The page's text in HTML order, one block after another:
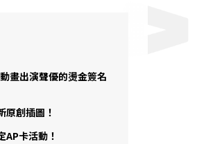
畫出演聲優的燙金簽名
原創插圖！
AP卡活動！